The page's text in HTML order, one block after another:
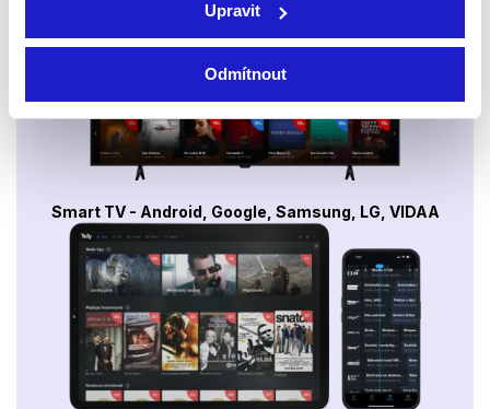
Upravit
Odmítnout
Smart TV - Android, Google, Samsung, LG, VIDAA